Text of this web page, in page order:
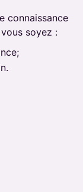
connaissance
soyez :